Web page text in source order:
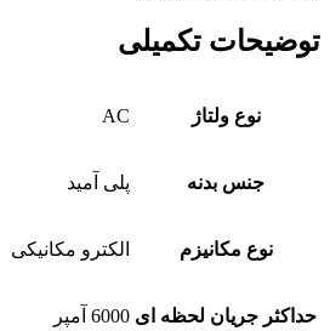
توضیحات تکمیلی
نوع ولتاژ AC
جنس بدنه پلی آمید
نوع مکانیزم الکترو مکانیکی
حداکثر جریان لحظه ای 6000 آمپر